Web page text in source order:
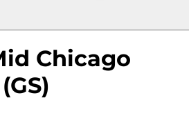
Chicago